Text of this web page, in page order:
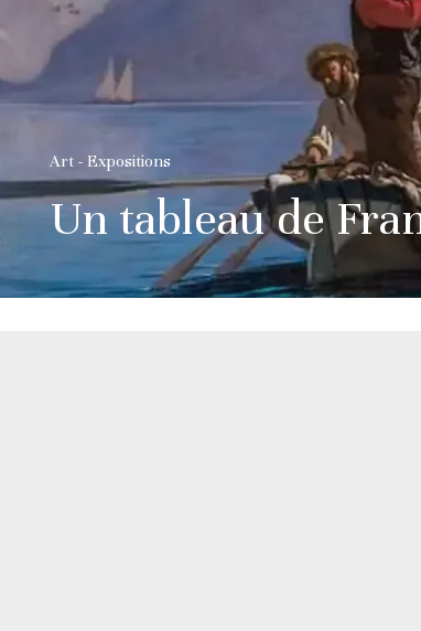
Art - Expositions
Un tableau de